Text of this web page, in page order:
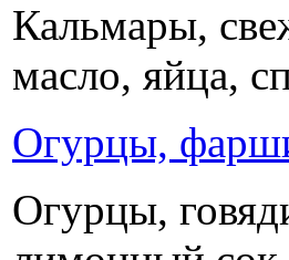
Кальмары,
масло, яйца,
Огурцы,
Огурцы,